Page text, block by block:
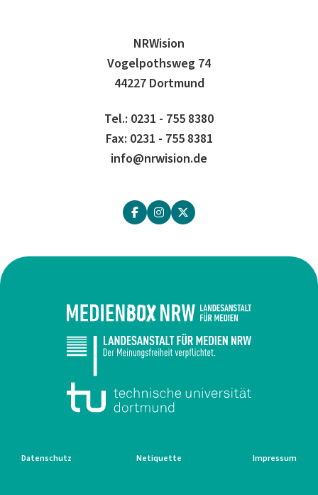
NRWision
Vogelpothsweg 74
44227 Dortmund
Tel.: 0231 - 755 8380
Fax: 0231 - 755 8381
info@nrwision.de
Datenschutz Netiquette Impressum